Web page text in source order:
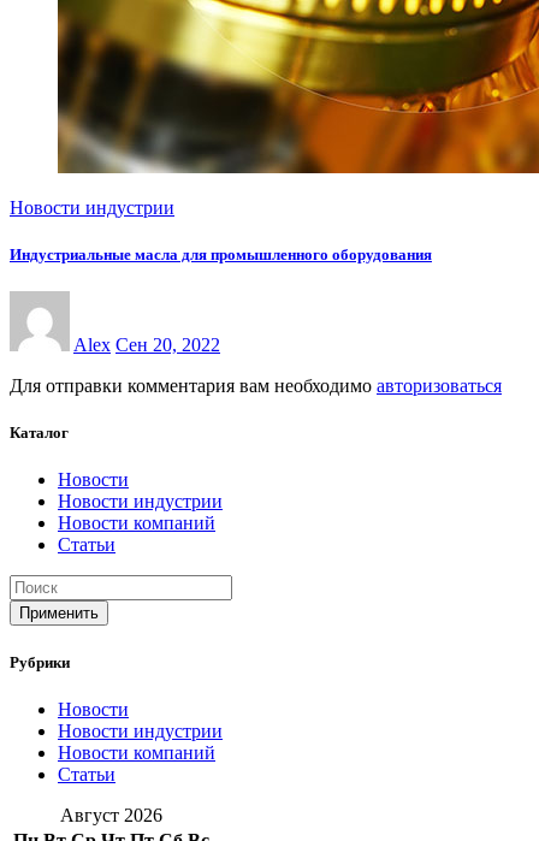
Новости индустрии
Индустриальные масла для промышленного оборудования
Alex Сен 20, 2022
Для отправки комментария вам необходимо авторизоваться
Каталог
Новости
Новости индустрии
Новости компаний
Статьи
Применить
Рубрики
Новости
Новости индустрии
Новости компаний
Статьи
Август 2026